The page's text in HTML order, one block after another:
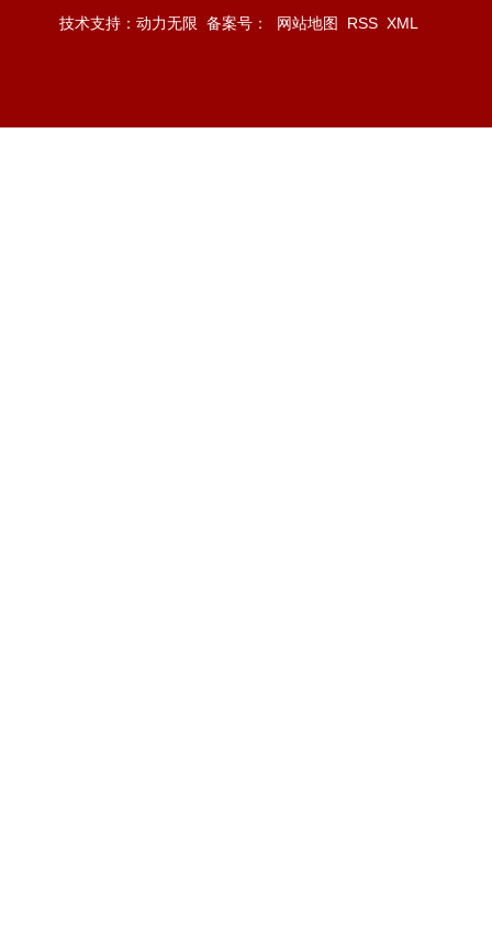
技术支持：动力无限 备案号： 网站地图 RSS XML